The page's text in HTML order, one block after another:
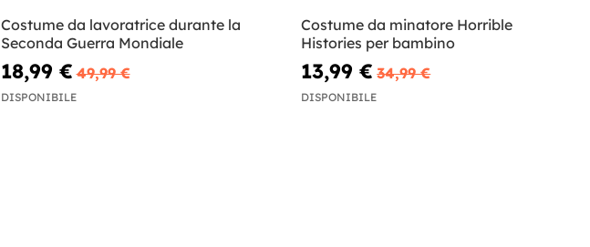
Costume da lavoratrice durante la
Seconda Guerra Mondiale
18,99 € 49,99 €
DISPONIBILE
Costume da minatore Horrible
Histories per bambino
13,99 € 34,99 €
DISPONIBILE